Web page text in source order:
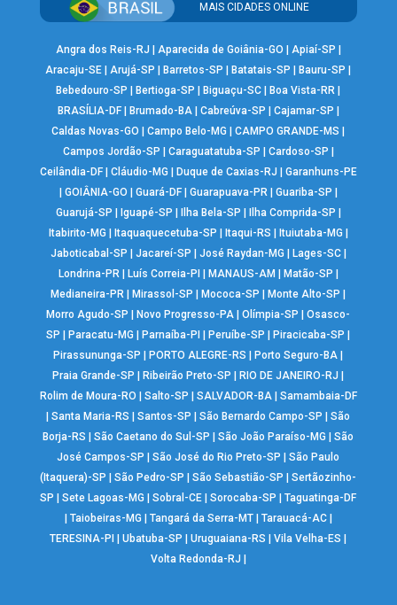
MAIS CIDADES ONLINE
Angra dos Reis-RJ Aparecida de Goiânia-GO Apiaí-SP
Aracaju-SE |Arujá-SP Barretos-SP Batatais-SP Bauru-SP
Bebedouro-SP
Bertioga-SP Biguaçu-SC Boa Vista-RR
BRASÍLIA-DF| Brumado-BA| Cabreúva-SP Cajamar-SP
Caldas Novas-GO
|Campo Belo-MG |CAMPO GRANDE-MS
Campos Jordão-SP
Caraguatatuba-SP Cardoso-SP
Ceilândia-DF| Cláudio-MG Duque de Caxias-RJ
Garanhuns-PE
GOIÂNIA-GO Guará-DF| Guarapuava-PR| Guariba-SP
Guarujá-SP
Iguapé-SP Ilha Bela-SP Ilha Comprida-SP
Itabirito-MG
Itaquaquecetuba-SP Itaqui-RS Ituiutaba-MG
Jaboticabal-SP
Jacareí-SP José Raydan-MG Lages-SC|
Londrina-PR| Luís Correia-PI MANAUS-AM Matão-SP
Medianeira-PR
Mirassol-SP Mococa-SP Monte Alto-SP
Morro Agudo-SP
Novo Progresso-PA |Olímpia-SP |Osasco-
SP
Paracatu-MG Parnaíba-PI Peruíbe-SP Piracicaba-SP
Pirassununga-SP
PORTO ALEGRE-RS Porto Seguro-BA
Praia Grande-SP
Ribeirão Preto-SP RIO DE JANEIRO-RJ
Rolim de Moura-RO
Salto-SP SALVADOR-BA| Samambaia-DF
|Santa Maria-RS |Santos-SP |São Bernardo Campo-SP |São
Borja-RS
|São Caetano do Sul-SP |São João Paraíso-MG |São
José Campos-SP
|São José do Rio Preto-SP |São Paulo
(Itaquera)-SP
|São Pedro-SP |São Sebastião-SP |Sertãozinho-
SP
|Sete Lagoas-MG |Sobral-CE |Sorocaba-SP |Taguatinga-DF
Taiobeiras-MG Tangará da Serra-MT| Tarauacá-AC|
TERESINA-PI
|Ubatuba-SP |Uruguaiana-RS |Vila Velha-ES
Volta Redonda-RJ